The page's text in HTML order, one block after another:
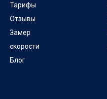
Тарифы
Отзывы
Замер
скорости
Блог